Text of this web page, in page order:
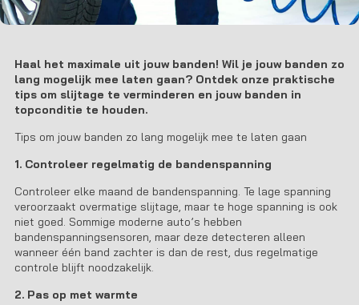
Haal het maximale uit jouw banden! Wil je jouw banden zo
lang mogelijk mee laten gaan? Ontdek onze praktische
tips om slijtage te verminderen en jouw banden in
topconditie te houden.
Tips om jouw banden zo lang mogelijk mee te laten gaan
1. Controleer regelmatig de bandenspanning
Controleer elke maand de bandenspanning. Te lage spanning
veroorzaakt overmatige slijtage, maar te hoge spanning is ook
niet goed. Sommige moderne auto’s hebben
bandenspanningsensoren, maar deze detecteren alleen
wanneer één band zachter is dan de rest, dus regelmatige
controle blijft noodzakelijk.
2. Pas op met warmte